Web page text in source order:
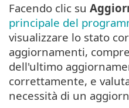
Facendo clic su
principale del
visualizzare lo stato
aggiornamenti,
dell'ultimo
correttamente, e
necessità di un